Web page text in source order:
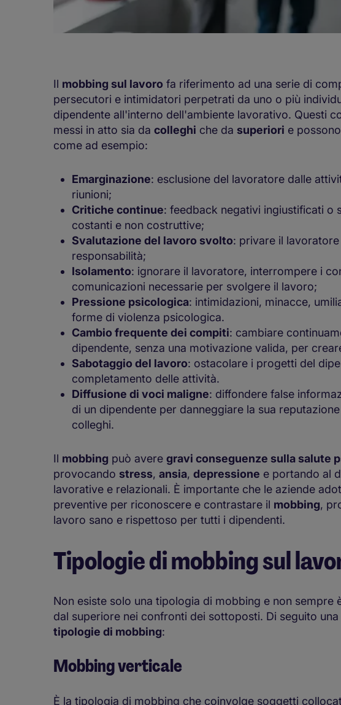
Il mobbing sul lavoro fa riferimento ad una serie di
persecutori e intimidatori perpetrati da uno o più
dipendente all'interno dell'ambiente lavorativo. Questi
messi in atto sia da colleghi che da superiori e
come ad esempio:
Emarginazione: esclusione del lavoratore dalle
riunioni;
Critiche continue: feedback negativi ingiustificati o
costanti e non costruttive;
Svalutazione del lavoro svolto: privare il
responsabilità;
Isolamento: ignorare il lavoratore, interrompere i
comunicazioni necessarie per svolgere il lavoro;
Pressione psicologica: intimidazioni, minacce,
forme di violenza psicologica.
Cambio frequente dei compiti: cambiare
dipendente, senza una motivazione valida, per
Sabotaggio del lavoro: ostacolare i progetti del
completamento delle attività.
Diffusione di voci maligne: diffondere false
di un dipendente per danneggiare la sua
colleghi.
Il mobbing può avere gravi conseguenze sulla salute
provocando stress, ansia, depressione e portando al
lavorative e relazionali. È importante che le aziende
preventive per riconoscere e contrastare il mobbing,
lavoro sano e rispettoso per tutti i dipendenti.
Tipologie di mobbing sul
Non esiste solo una tipologia di mobbing e non sempre
dal superiore nei confronti dei sottoposti. Di seguito
tipologie di mobbing:
Mobbing verticale
È la tipologia di mobbing che coinvolge soggetti